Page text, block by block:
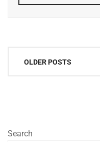
PostsOLDER POSTS
Search